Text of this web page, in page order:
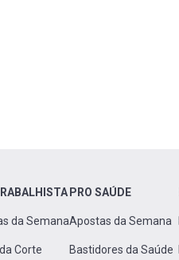
da Semana
Corte
PRO SAÚDE
Apostas da Semana
Bastidores da Saúde